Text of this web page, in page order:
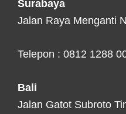
Surabaya
Jalan Raya Menganti
Telepon : 0812 1288
Bali
Jalan Gatot Subroto